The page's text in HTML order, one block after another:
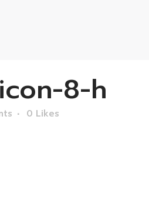
8-h
0 Likes